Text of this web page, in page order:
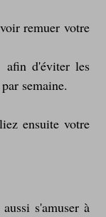
remuer votre
afin d'éviter les
semaine.
ensuite votre
s'amuser à